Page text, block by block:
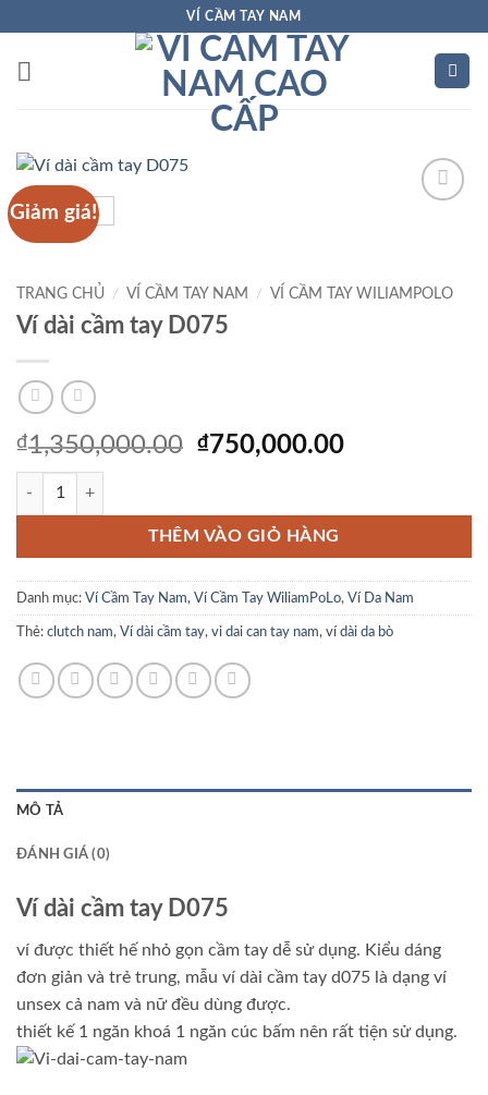
nội
VÍ CẦM TAY NAM
Giảm giá!
TRANG CHỦ / VÍ CẦM TAY NAM / VÍ CẦM TAY WILIAMPOLO
Ví dài cầm tay D075
₫1,350,000.00 Giá
₫1,350,000.00.
₫750,000.00Giá
là:
Ví dài cầm tay D075 số lượng
THÊM VÀO GIỎ HÀNG
Danh mục: Ví Cầm Tay Nam, Ví Cầm Tay WiliamPoLo, Ví Da Nam
Thẻ: clutch nam, Ví dài cầm tay, vi dai can tay nam, ví dài da bò
MÔ TẢ
ĐÁNH GIÁ (0)
Ví dài cầm tay D075
ví được thiết hế nhỏ gọn cầm tay dễ sử dụng. Kiểu dáng
đơn giản và trẻ trung, mẫu ví dài cầm tay d075 là dạng ví
unsex cả nam và nữ đều dùng được.
thiết kế 1 ngăn khoá 1 ngăn cúc bấm nên rất tiện sử dụng.